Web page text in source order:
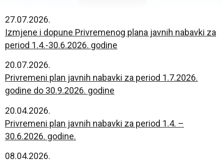
27.07.2026.
Izmjene i dopune Privremenog plana javnih nabavki za
period 1.4.-30.6.2026. godine
20.07.2026.
Privremeni plan javnih nabavki za period 1.7.2026.
godine do 30.9.2026. godine
20.04.2026.
Privremeni plan javnih nabavki za period 1.4. –
30.6.2026. godine.
08.04.2026.